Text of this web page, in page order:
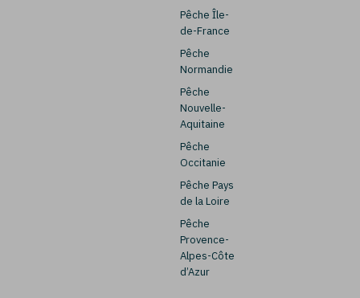
Pêche Île-
de-France
Pêche
Normandie
Pêche
Nouvelle-
Aquitaine
Pêche
Occitanie
Pêche Pays
de la Loire
Pêche
Provence-
Alpes-Côte
d’Azur